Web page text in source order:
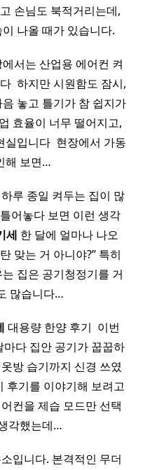
손님도 북적거리는데,
나올 때가 있습니다.
서는 산업용 에어컨 켜
하지만 시원함도 잠시,
놓고 틀기가 참 쉽지가
효율이 너무 떨어지고,
실입니다 ​ 현장에서 가동
해 보면…
루 종일 켜두는 집이 많
어놓다 보면 이런 생각
세 한 달에 얼마나 나오
맞는 거 아니야?” 특히
집은 공기청정기를 거
많습니다…
대용량 한양 후기 ​ 이번
다 집안 공기가 꿉꿉하
방 습기까지 신경 쓰였
후기를 이야기해 보려고
컨을 제습 모드만 선택
각했는데…
입니다. 본격적인 무더